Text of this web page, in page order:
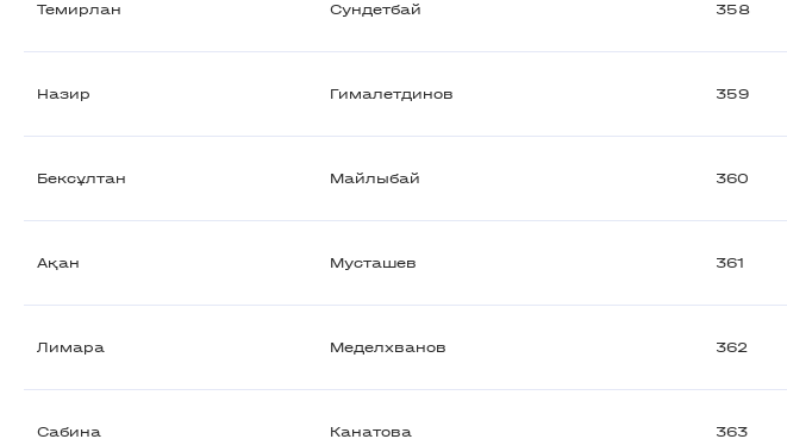
Темирлан Сундетбай 358
Назир Гималетдинов 359
Бексұлтан Майлыбай 360
Ақан Мусташев 361
Лимара Меделхванов 362
Сабина Канатова 363